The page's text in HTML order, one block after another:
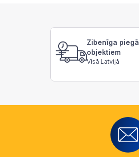
Zibenīga
objektiem
Visā Latvijā